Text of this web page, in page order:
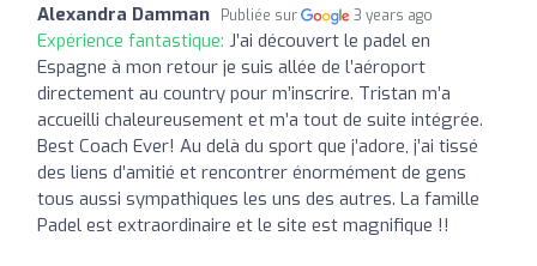
Alexandra Damman Publiée sur 3 years ago
Expérience fantastique: J’ai découvert le padel en
Espagne à mon retour je suis allée de l’aéroport
directement au country pour m’inscrire. Tristan m’a
accueilli chaleureusement et m’a tout de suite intégrée.
Best Coach Ever! Au delà du sport que j’adore, j’ai tissé
des liens d’amitié et rencontrer énormément de gens
tous aussi sympathiques les uns des autres. La famille
Padel est extraordinaire et le site est magnifique !!